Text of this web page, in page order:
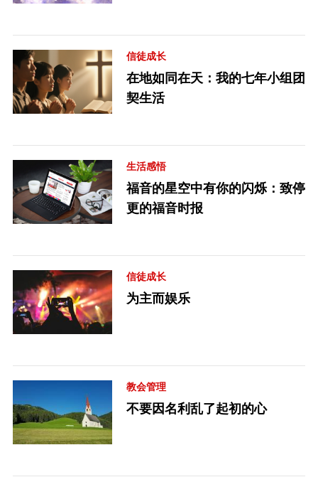
信徒成长
在地如同在天：我的七年小组团
契生活
生活感悟
福音的星空中有你的闪烁：致停
更的福音时报
信徒成长
为主而娱乐
教会管理
不要因名利乱了起初的心